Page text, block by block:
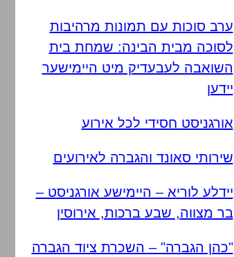
ערב סוכות עם תמונות מרהיבות
לסוכה מבית הבינה: שמחת בית
השואבה לעבעדיק מיט היימישער
יידען
אורגניסט חסידי לכל אירוע
שירותי סאונד והגברה לאירועים
יידלע לוריא – היימישע אורגניסט –
בר מצווה, שבע ברכות, אירוסין
"כהן הגברה" – השכרת ציוד הגברה